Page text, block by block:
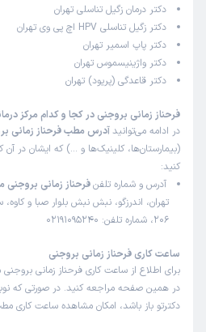
کاربر دکترتو
این پزشک را پیشنهاد میکنم
خانوم دکتر بینهایت عالیییی هستن
علت مراجعه: درمان عفونت‌های تناسلی و مشکلات
بابک
این پزشک را پیشنهاد نمیکنم
زمان انتظار:15-45 دقیقه
من برای بار دوم از ایشان وقت
دکتر درمان زگیل تناسلی تهران
دکتر زگیل تناسلی HPV اچ پی وی تهران
دکتر پاپ اسمیر تهران
دکتر واژینیسموس تهران
دکتر قاعدگی (پریود) تهران
فرحناز زمانی بروجنی در کجا و کدام مرکز
در ادامه می‌توانید آدرس مطب فرحناز زمانی
(بیمارستان‌ها، کلینیک‌ها و …) که ایشان در
کنید:
آدرس و شماره تلفنفرحناز زمانی بروجنی
206، شماره تلفن: 02191095240
ساعت کاری فرحناز زمانی بروجنی
برای اطلاع از ساعت کاری فرحناز زمانی
در همین صفحه مراجعه کنید. در صورتی که
دکترتو باز باشد، امکان مشاهده ساعت کاری